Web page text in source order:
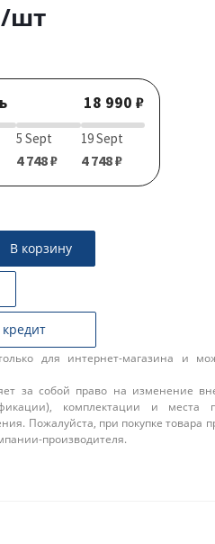
/шт
18 990 ₽
5 Sept
4 748 ₽
19 Sept
4 748 ₽
В корзину
для интернет-магазина и
за собой право на изменение
комплектации и места
Пожалуйста, при покупке товара
производителя.